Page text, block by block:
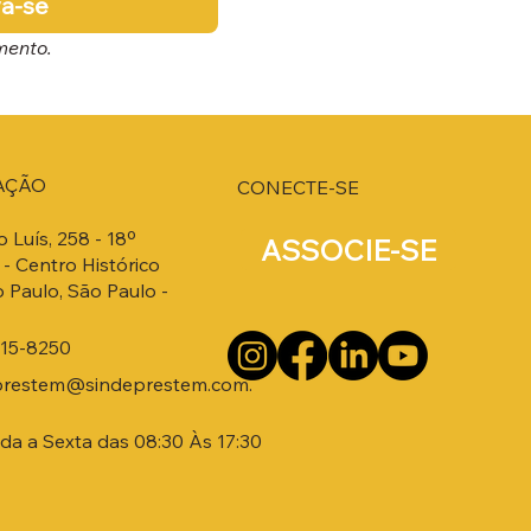
Luís, 258 - 18º
Centro Histórico
Paulo, São Paulo -
8250
a Sexta das 08:30 Às 17:30
ASSOCIE-SE
CONECTE-SE